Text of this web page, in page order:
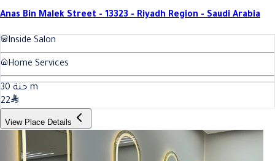
Anas Bin Malek Street - 13323 - Riyadh Region - Saudi Arabia
Inside Salon
Home Services
حنة 30
m
22
View Place Details